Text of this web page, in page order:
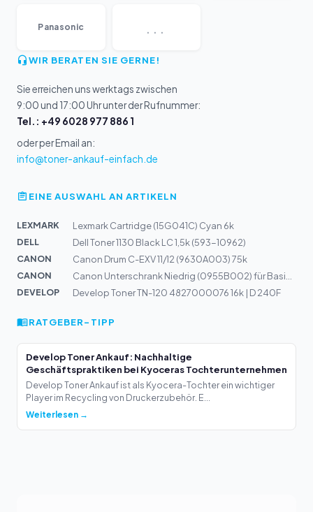
Panasonic ...
WIR BERATEN SIE GERNE!
Sie erreichen uns werktags zwischen
9:00 und 17:00 Uhr unter der Rufnummer:
Tel.: +49 6028 977 886 1
oder per Email an:
info@toner-ankauf-einfach.de
EINE AUSWAHL AN ARTIKELN
LEXMARK
Lexmark Cartridge (15G041C) Cyan 6k
DELL
Dell Toner 1130 Black LC 1,5k (593-10962)
CANON
Canon Drum C-EXV 11/12 (9630A003) 75k
CANON
DEVELOP
Develop Toner TN-120 4827000076 16k | D 240F
RATGEBER-TIPP
Develop Toner Ankauf: Nachhaltige
Geschäftspraktiken bei Kyoceras Tochterunternehmen
Develop Toner Ankauf ist als Kyocera-Tochter ein wichtiger
Player im Recycling von Druckerzubehör. E...
Weiterlesen →